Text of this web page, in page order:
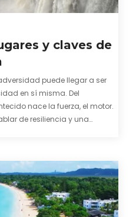
y claves de
puede llegar a ser
en sí misma. Del
nace la fuerza, el motor.
de resiliencia y una